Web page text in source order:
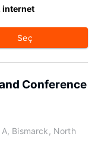
internet
Seç
Conference
Bismarck, North